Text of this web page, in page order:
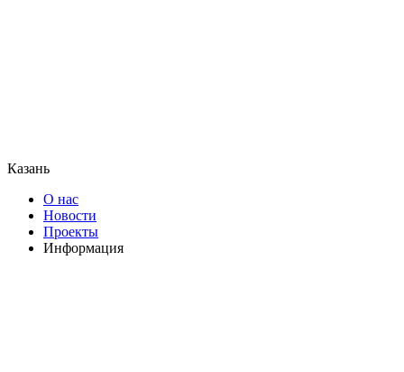
Казань
О нас
Новости
Проекты
Информация